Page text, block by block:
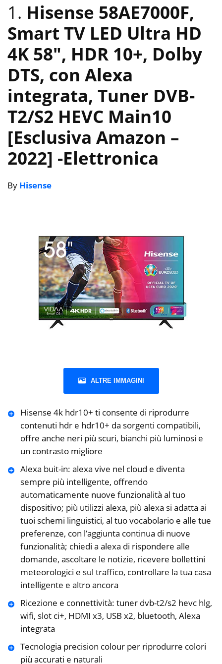
1. Hisense 58AE7000F,
Smart TV LED Ultra HD
4K 58″, HDR 10+, Dolby
DTS, con Alexa
integrata, Tuner DVB-
T2/S2 HEVC Main10
[Esclusiva Amazon –
2022] -Elettronica
By Hisense
ALTRE IMMAGINI
Hisense 4k hdr10+ ti consente di riprodurre
contenuti hdr e hdr10+ da sorgenti compatibili,
offre anche neri più scuri, bianchi più luminosi e
un contrasto migliore
Alexa buit-in: alexa vive nel cloud e diventa
sempre più intelligente, offrendo
automaticamente nuove funzionalità al tuo
dispositivo; più utilizzi alexa, più alexa si adatta ai
tuoi schemi linguistici, al tuo vocabolario e alle tue
preferenze, con l’aggiunta continua di nuove
funzionalità; chiedi a alexa di rispondere alle
domande, ascoltare le notizie, ricevere bollettini
meteorologici e sul traffico, controllare la tua casa
intelligente e altro ancora
Ricezione e connettività: tuner dvb-t2/s2 hevc hlg,
wifi, slot ci+, HDMI x3, USB x2, bluetooth, Alexa
integrata
Tecnologia precision colour per riprodurre colori
più accurati e naturali